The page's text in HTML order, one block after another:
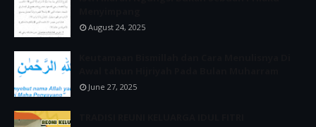
August 24, 2025
June 27, 2025